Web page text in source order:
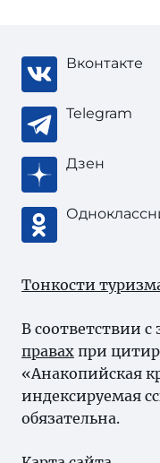
Вконтакте
Telegram
Дзен
Тонкости
В соответствии с
правах при
«Анакопийская
индексируемая
обязательна.